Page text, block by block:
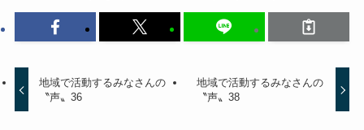
地域で活動するみなさんの
〝声〟36
地域で活動するみなさんの
〝声〟38